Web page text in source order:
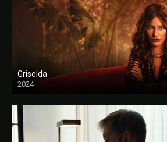
Griselda
2024